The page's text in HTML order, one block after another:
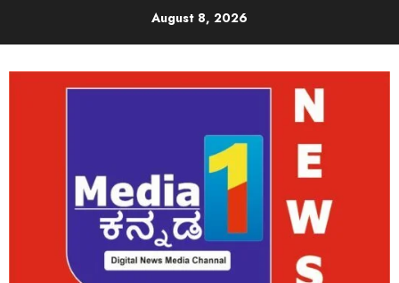
August 8, 2026